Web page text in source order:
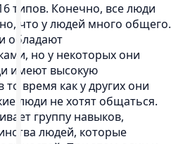
типов. Конечно, все люди
что у людей много общего.
обладают
но у некоторых они
имеют высокую
время как у других они
люди не хотят общаться.
группу навыков,
людей, которые